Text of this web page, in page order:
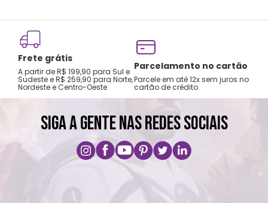
Frete grátis
A partir de R$ 199,90 para Sul e
Sudeste e R$ 259,90 para Norte,
Nordeste e Centro-Oeste
Parcelamento no cartão
Parcele em até 12x sem juros no
cartão de crédito
SIGA A GENTE NAS REDES SOCIAIS